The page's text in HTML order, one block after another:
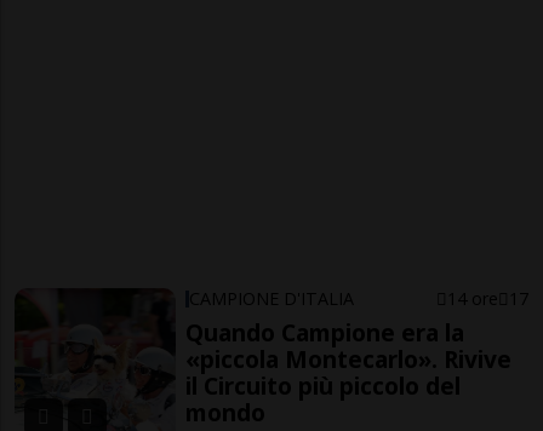
CAMPIONE D'ITALIA 14 ore 17
Quando Campione era la
«piccola Montecarlo». Rivive
il Circuito più piccolo del
mondo